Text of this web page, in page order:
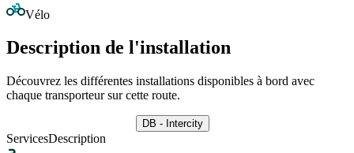
Vélo
Description de l'installation
Découvrez les différentes installations disponibles à bord avec
chaque transporteur sur cette route.
DB - Intercity
ServicesDescription